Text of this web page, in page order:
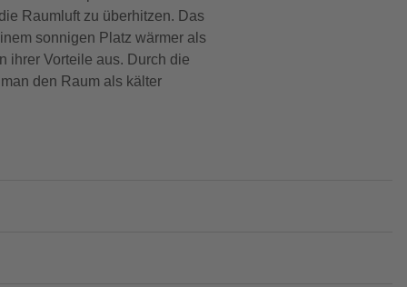
Raumluft zu überhitzen. Das
sonnigen Platz wärmer als
ihrer Vorteile aus. Durch die
den Raum als kälter